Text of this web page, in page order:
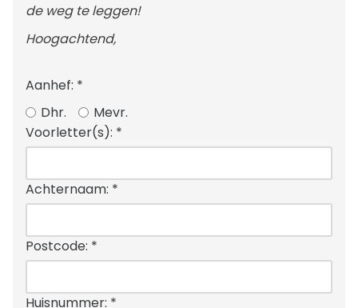
de weg te leggen!
Hoogachtend,
Aanhef: *
Dhr.
Mevr.
Voorletter(s): *
Achternaam: *
Postcode: *
Huisnummer: *